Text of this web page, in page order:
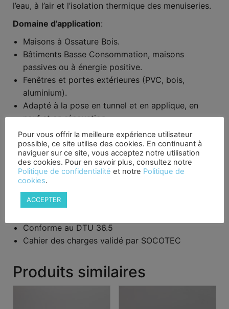
l’eau, à l’air et l’isolation thermique des menuiseries.
Domaine d’application:
Maisons à Ossature Bois.
Bâtiments Basse Consommation, maisons
passives ou à énergie positive.
Fenêtres et portes extérieures (PVC, bois,
aluminium).
Adapté à la pose en tunnel et en applique, en
neuf et en rénovation
Performances :
Étanche à la pluie battante de 600 Pa à 1200 Pa
Excellentes performances acoustiques, Rs,w = 46
dB
Étanchéité à l’air renforcée, a < 0,1 m3/(h.m.
(dPa))
Conforme au DTU 36.5
Cahier des charges validé par SOCOTEC
Produits similaires
Pour vous offrir la meilleure expérience utilisateur
possible, ce site utilise des cookies. En continuant à
naviguer sur ce site, vous acceptez notre utilisation
des cookies. Pour en savoir plus, consultez notre
Politique de confidentialité et notre Politique de
cookies.
ACCEPTER